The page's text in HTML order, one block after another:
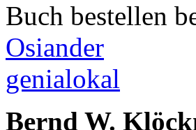
Buch bestellen
Osiander
genialokal
Bernd W.